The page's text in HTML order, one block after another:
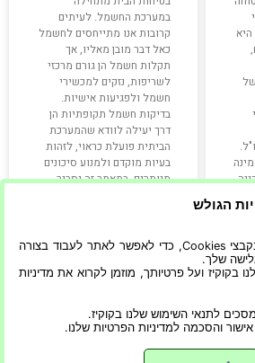
במערכת החשמל. לעיתים
קרובות אנו מתייחסים לחשמל
כאל דבר מובן מאליו, אך
תקלות חשמל הן גורם מרכזי
לשריפות, נזקים למכשירי
חשמל ולפגיעות אישיות.
בדיקות חשמל תקופתיות הן
דרך יעילה לוודא שהמערכת
הביתית פועלת כראוי, לזהות
בעיות מוקדם ולמנוע סיכונים
מיותרים. במאמר זה נסביר
קרא עוד »
הגולש
באתר זה אנו משתמשים בקבצי Cookies, כדי לאפשר לאתר לעבוד בצורה
שלך.
בקוקיז ועל פרטיותך, מוזמן לקרוא את מדיניות
לתנאי השימוש שלנו בקוקיז.
והסכמה למדיניות הפרטיות שלנו.